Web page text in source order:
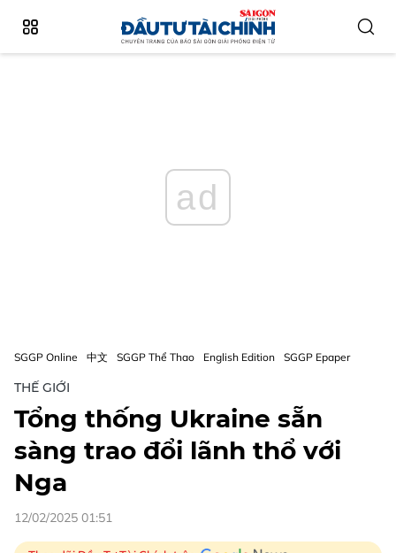
ad
SGGP Online 中文 SGGP Thể Thao English Edition SGGP Epaper
THẾ GIỚI
Tổng thống Ukraine sẵn
sàng trao đổi lãnh thổ với
Nga
12/02/2025 01:51